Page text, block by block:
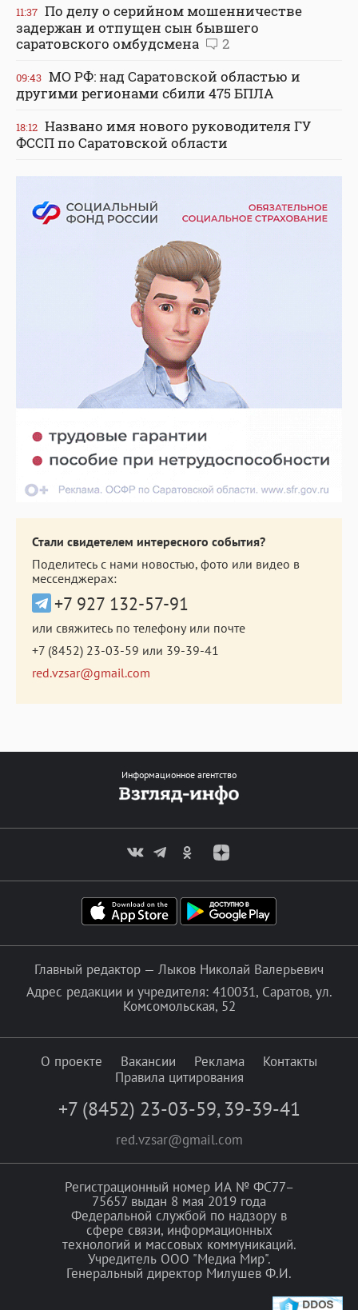
11:37 По делу о серийном мошенничестве
задержан и отпущен сын бывшего
саратовского омбудсмена
2
09:43 МО РФ: над Саратовской областью и
другими регионами сбили 475 БПЛА
18:12 Названо имя нового руководителя ГУ
ФССП по Саратовской области
Стали свидетелем интересного события?
Поделитесь с нами новостью, фото или видео в
мессенджерах:
+7 927 132-57-91
или свяжитесь по телефону или почте
+7 (8452) 23-03-59 или 39-39-41
red.vzsar@gmail.com
Информационное агентство
Главный редактор — Лыков Николай Валерьевич
Адрес редакции и учредителя: 410031, Саратов, ул.
Комсомольская, 52
О проекте Вакансии Реклама
Контакты
Правила цитирования
+7 (8452) 23-03-59, 39-39-41
red.vzsar@gmail.com
Регистрационный номер ИА № ФС77–
75657 выдан 8 мая 2019 года
Федеральной службой по надзору в
сфере связи, информационных
технологий и массовых коммуникаций.
Учредитель ООО "Медиа Мир".
Генеральный директор Милушев Ф.И.